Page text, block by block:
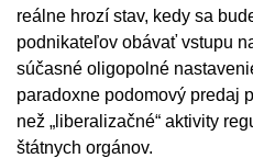
reálne hrozí stav, kedy sa
podnikateľov obávať vstupu
súčasné oligopolné
paradoxne podomový predaj
než „liberalizačné“ aktivity
štátnych orgánov.